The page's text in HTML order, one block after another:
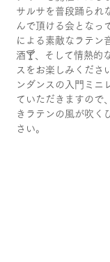
サルサを普段踊られ
んで頂ける会となっ
による素敵なラテン
酒🍸、そして情熱的
スをお楽しみくださ
ンダンスの入門ミニ
ていただきますので
きラテンの風が吹く
さい。